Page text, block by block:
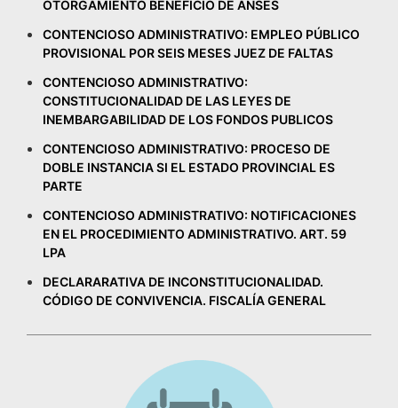
OTORGAMIENTO BENEFICIO DE ANSES
CONTENCIOSO ADMINISTRATIVO: EMPLEO PÚBLICO
PROVISIONAL POR SEIS MESES JUEZ DE FALTAS
CONTENCIOSO ADMINISTRATIVO:
CONSTITUCIONALIDAD DE LAS LEYES DE
INEMBARGABILIDAD DE LOS FONDOS PUBLICOS
CONTENCIOSO ADMINISTRATIVO: PROCESO DE
DOBLE INSTANCIA SI EL ESTADO PROVINCIAL ES
PARTE
CONTENCIOSO ADMINISTRATIVO: NOTIFICACIONES
EN EL PROCEDIMIENTO ADMINISTRATIVO. ART. 59
LPA
DECLARARATIVA DE INCONSTITUCIONALIDAD.
CÓDIGO DE CONVIVENCIA. FISCALÍA GENERAL